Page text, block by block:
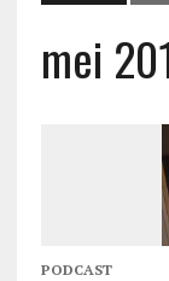
mei
PODCAST